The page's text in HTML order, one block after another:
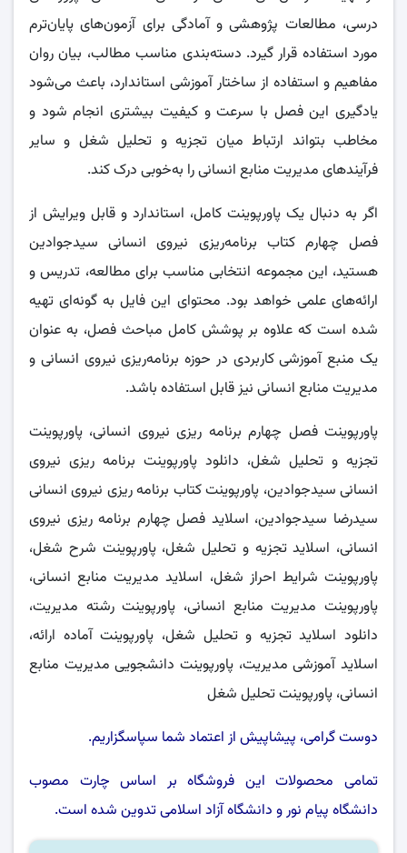
درسی، مطالعات پژوهشی و آمادگی برای آزمون‌های پایان‌ترم
مورد استفاده قرار گیرد. دسته‌بندی مناسب مطالب، بیان روان
مفاهیم و استفاده از ساختار آموزشی استاندارد، باعث می‌شود
یادگیری این فصل با سرعت و کیفیت بیشتری انجام شود و
مخاطب بتواند ارتباط میان تجزیه و تحلیل شغل و سایر
فرآیندهای مدیریت منابع انسانی را به‌خوبی درک کند.
اگر به دنبال یک پاورپوینت کامل، استاندارد و قابل ویرایش از
فصل چهارم کتاب برنامه‌ریزی نیروی انسانی سیدجوادین
هستید، این مجموعه انتخابی مناسب برای مطالعه، تدریس و
ارائه‌های علمی خواهد بود. محتوای این فایل به گونه‌ای تهیه
شده است که علاوه بر پوشش کامل مباحث فصل، به عنوان
یک منبع آموزشی کاربردی در حوزه برنامه‌ریزی نیروی انسانی و
مدیریت منابع انسانی نیز قابل استفاده باشد.
پاورپوینت فصل چهارم برنامه ریزی نیروی انسانی، پاورپوینت
تجزیه و تحلیل شغل، دانلود پاورپوینت برنامه ریزی نیروی
انسانی سیدجوادین، پاورپوینت کتاب برنامه ریزی نیروی انسانی
سیدرضا سیدجوادین، اسلاید فصل چهارم برنامه ریزی نیروی
انسانی، اسلاید تجزیه و تحلیل شغل، پاورپوینت شرح شغل،
پاورپوینت شرایط احراز شغل، اسلاید مدیریت منابع انسانی،
پاورپوینت مدیریت منابع انسانی، پاورپوینت رشته مدیریت،
دانلود اسلاید تجزیه و تحلیل شغل، پاورپوینت آماده ارائه،
اسلاید آموزشی مدیریت، پاورپوینت دانشجویی مدیریت منابع
انسانی، پاورپوینت تحلیل شغل
دوست گرامی، پیشاپیش از اعتماد شما سپاسگزاریم.
تمامی محصولات این فروشگاه بر اساس چارت مصوب
دانشگاه پیام نورو دانشگاه آزاد اسلامیتدوین شده است.